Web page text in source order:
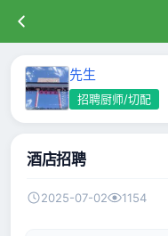
先生
招聘厨师/切配
酒店招聘
2025-07-02 1154